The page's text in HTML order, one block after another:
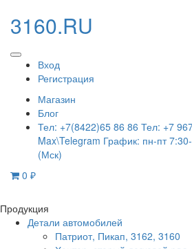
3160.RU
Вход
Регистрация
Магазин
Блог
Тел: +7(8422)65 86 86 Тел: +7
Max\Telegram График: пн-пт
(Мск)
0 ₽
Продукция
Детали автомобилей
Патриот, Пикап, 3162, 3160